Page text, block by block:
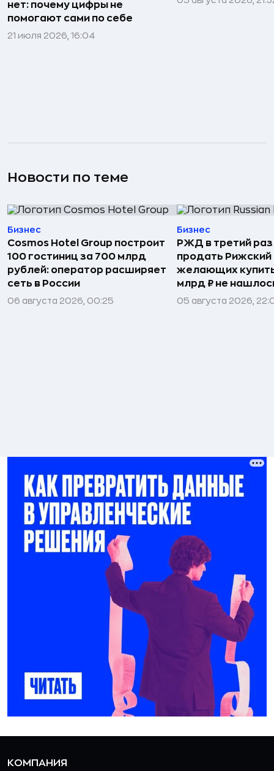
нет: почему цифры не
помогают сами по себе
21 июля 2026, 16:04
Новости по теме
Бизнес
Cosmos Hotel Group построит
100 гостиниц за 700 млрд
рублей: оператор расширяет
сеть в России
06 августа 2026, 00:25
Бизнес
РЖД в третий
продать Рижский
желающих
млрд ₽ не
05 августа 2026,
КОМПАНИЯ